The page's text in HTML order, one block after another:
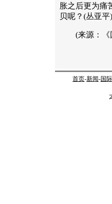
胀之后更为痛
贝呢？(丛亚平)
(来源：《
首页-新闻-国际